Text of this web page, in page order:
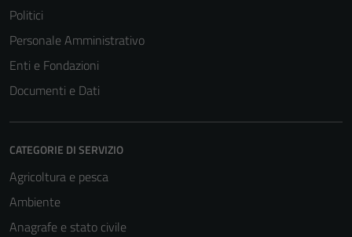
Politici
Personale Amministrativo
Enti e Fondazioni
Documenti e Dati
CATEGORIE DI SERVIZIO
Agricoltura e pesca
Ambiente
Anagrafe e stato civile